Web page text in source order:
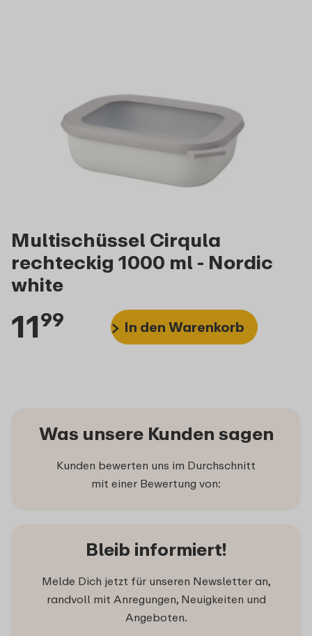
Multischüssel Cirqula
rechteckig 1000 ml - Nordic
white
1199 In den Warenkorb
Was unsere Kunden sagen
Kunden bewerten uns im Durchschnitt
mit einer Bewertung von:
Bleib informiert!
Melde Dich jetzt für unseren Newsletter an,
randvoll mit Anregungen, Neuigkeiten und
Angeboten.